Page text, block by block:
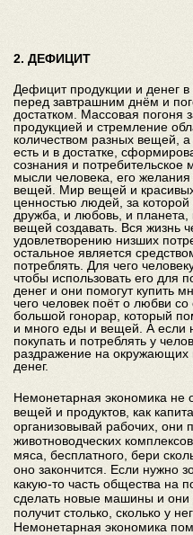
2. ДЕФИЦИТ
Дефицит продукции и денег
перед завтрашним днём и
достатком. Массовая погоня
продукцией и стремление
количеством разных вещей, а
есть и в достатке,
сознания и потребительское
мысли человека, его
вещей. Мир вещей и
ценностью людей, за которой
дружба, и любовь, и планета,
вещей создавать. Вся жизнь
удовлетворению низших
остальное является
потреблять. Для чего
чтобы использовать его для
денег и они помогут купить
чего человек поёт о любви
большой гонорар, который
и много еды и вещей. А если
покупать и потреблять у
раздражение на окружающих
денег.
Немонетарная экономика не
вещей и продуктов, как
организовывай рабочих, они
животноводческих
мяса, бесплатного, бери
оно закончится. Если нужно
какую-то часть общества на
сделать новые машины и они
получит столько, сколько у
Немонетарная экономика